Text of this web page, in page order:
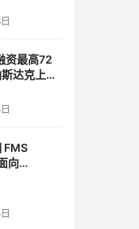
资最高72
达克上市
FMS
向